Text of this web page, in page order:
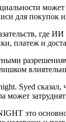
для
где
платеж и
Syed
это